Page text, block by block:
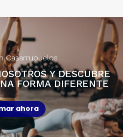
Casarrubuelos
Y DESCUBRE
FORMA DIFERENTE
ahora